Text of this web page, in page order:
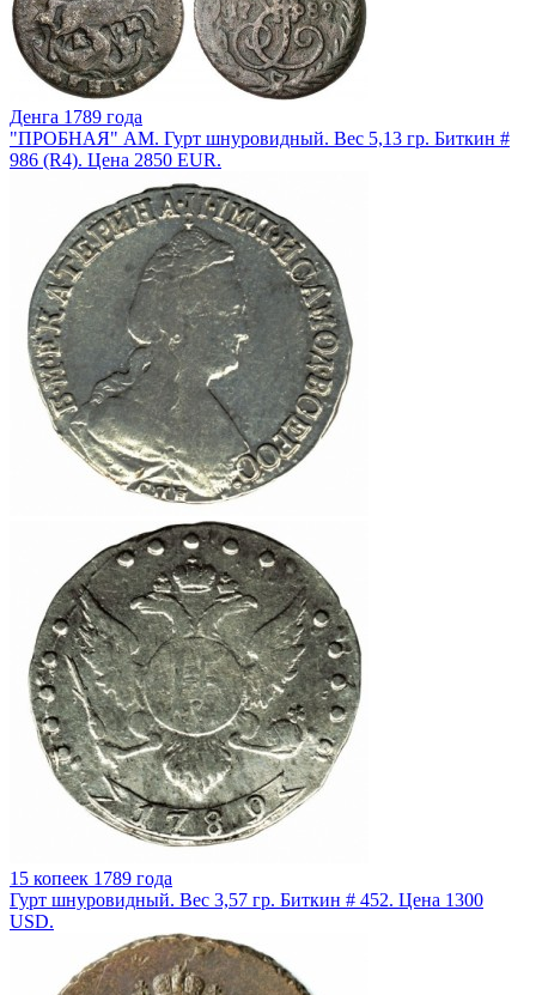
Денга 1789 года
"ПРОБНАЯ" АМ. Гурт шнуровидный. Вес 5,13 гр. Биткин #
986 (R4). Цена 2850 EUR.
15 копеек 1789 года
Гурт шнуровидный. Вес 3,57 гр. Биткин # 452. Цена 1300
USD.